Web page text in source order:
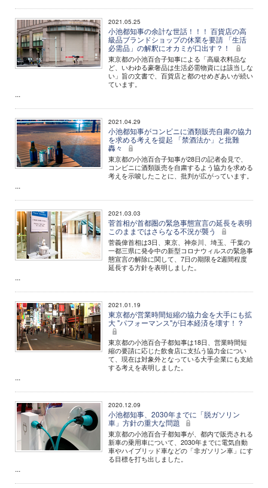
2021.05.25
小池都知事の余計な世話！！！ 百貨店の高
級品ブランドショップの休業を要請 「生活
必需品」の解釈にオカミが口出す？！
東京都の小池百合子知事による「高級衣料品な
ど、いわゆる豪奢品は生活必需物資には該当しな
い」旨の文書で、百貨店と都のせめぎあいが続い
ています。
...
2021.04.29
小池都知事がコンビニに酒類販売自粛の協力
を求める考えを提起 「禁酒法か」と批難
轟々
東京都の小池百合子知事が28日の記者会見で、
コンビニに酒類販売を自粛するよう協力を求める
考えを示唆したことに、批判が広がっています。
...
2021.03.03
菅首相が首都圏の緊急事態宣言の延長を表明
このままではさらなる不況が襲う
菅義偉首相は3日、東京、神奈川、埼玉、千葉の
一都三県に発令中の新型コロナウィルスの緊急事
態宣言の解除に関して、7日の期限を2週間程度
延長する方針を表明しました。
...
2021.01.19
東京都が営業時間短縮の協力金を大手にも拡
大 "パフォーマンス"が日本経済を壊す！？
東京都の小池百合子都知事は18日、営業時間短
縮の要請に応じた飲食店に支払う協力金につい
て、現在は対象外となっている大手企業にも支給
する考えを表明しました。
...
2020.12.09
小池都知事、2030年までに「脱ガソリン
車」方針の重大な問題
東京都の小池百合子都知事が、都内で販売される
新車の乗用車について、2030年までに電気自動
車やハイブリッド車などの「非ガソリン車」にす
る目標を打ち出しました。
...